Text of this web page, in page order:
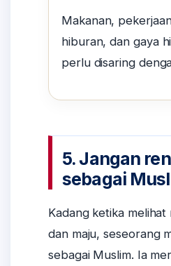
Makanan,
hiburan, dan gaya
perlu disaring
5. Jangan
sebagai
Kadang ketika
dan maju, seseorang
sebagai Muslim. Ia